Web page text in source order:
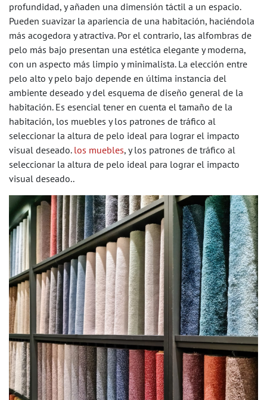
profundidad, y añaden una dimensión táctil a un espacio.
Pueden suavizar la apariencia de una habitación, haciéndola
más acogedora y atractiva. Por el contrario, las alfombras de
pelo más bajo presentan una estética elegante y moderna,
con un aspecto más limpio y minimalista. La elección entre
pelo alto y pelo bajo depende en última instancia del
ambiente deseado y del esquema de diseño general de la
habitación. Es esencial tener en cuenta el tamaño de la
habitación, los muebles y los patrones de tráfico al
seleccionar la altura de pelo ideal para lograr el impacto
visual deseado. los muebles, y los patrones de tráfico al
seleccionar la altura de pelo ideal para lograr el impacto
visual deseado..